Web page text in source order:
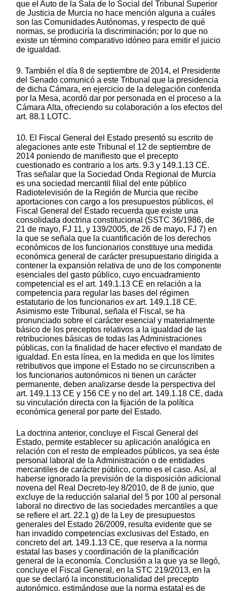
que el Auto de la Sala de lo Social del Tribunal Superior
de Justicia de Murcia no hace mención alguna a cuáles
son las Comunidades Autónomas, y respecto de qué
normas, se produciría la discriminación; por lo que no
existe un término comparativo idóneo para emitir el juicio
de igualdad.
9. También el día 8 de septiembre de 2014, el Presidente
del Senado comunicó a este Tribunal que la presidencia
de dicha Cámara, en ejercicio de la delegación conferida
por la Mesa, acordó dar por personada en el proceso a la
Cámara Alta, ofreciendo su colaboración a los efectos del
art. 88.1 LOTC.
10. El Fiscal General del Estado presentó su escrito de
alegaciones ante este Tribunal el 12 de septiembre de
2014 poniendo de manifiesto que el precepto
cuestionado es contrario a los arts. 9.3 y 149.1.13 CE.
Tras señalar que la Sociedad Onda Regional de Murcia
es una sociedad mercantil filial del ente público
Radiotelevisión de la Región de Murcia que recibe
aportaciones con cargo a los presupuestos públicos, el
Fiscal General del Estado recuerda que existe una
consolidada doctrina constitucional (SSTC 36/1986, de
21 de mayo, FJ 11, y 139/2005, de 26 de mayo, FJ 7) en
la que se señala que la cuantificación de los derechos
económicos de los funcionarios constituye una medida
económica general de carácter presupuestario dirigida a
contener la expansión relativa de uno de los componente
esenciales del gasto público, cuyo encuadramiento
competencial es el art. 149.1.13 CE en relación a la
competencia para regular las bases del régimen
estatutario de los funcionarios exart. 149.1.18 CE.
Asimismo este Tribunal, señala el Fiscal, se ha
pronunciado sobre el carácter esencial y materialmente
básico de los preceptos relativos a la igualdad de las
retribuciones básicas de todas las Administraciones
públicas, con la finalidad de hacer efectivo el mandato de
igualdad. En esta línea, en la medida en que los límites
retributivos que impone el Estado no se circunscriben a
los funcionarios autonómicos ni tienen un carácter
permanente, deben analizarse desde la perspectiva del
art. 149.1.13 CE y 156 CE y no del art. 149.1.18 CE, dada
su vinculación directa con la fijación de la política
económica general por parte del Estado.
La doctrina anterior, concluye el Fiscal General del
Estado, permite establecer su aplicación analógica en
relación con el resto de empleados públicos, ya sea éste
personal laboral de la Administración o de entidades
mercantiles de carácter público, como es el caso. Así, al
haberse ignorado la previsión de la disposición adicional
novena del Real Decreto-ley 8/2010, de 8 de junio, que
excluye de la reducción salarial del 5 por 100 al personal
laboral no directivo de las sociedades mercantiles a que
se refiere el art. 22.1 g) de la Ley de presupuestos
generales del Estado 26/2009, resulta evidente que se
han invadido competencias exclusivas del Estado, en
concreto del art. 149.1.13 CE, que reserva a la norma
estatal las bases y coordinación de la planificación
general de la economía. Conclusión a la que ya se llegó,
concluye el Fiscal General, en la STC 219/2013, en la
que se declaró la inconstitucionalidad del precepto
autonómico, estimándose que la norma estatal es de